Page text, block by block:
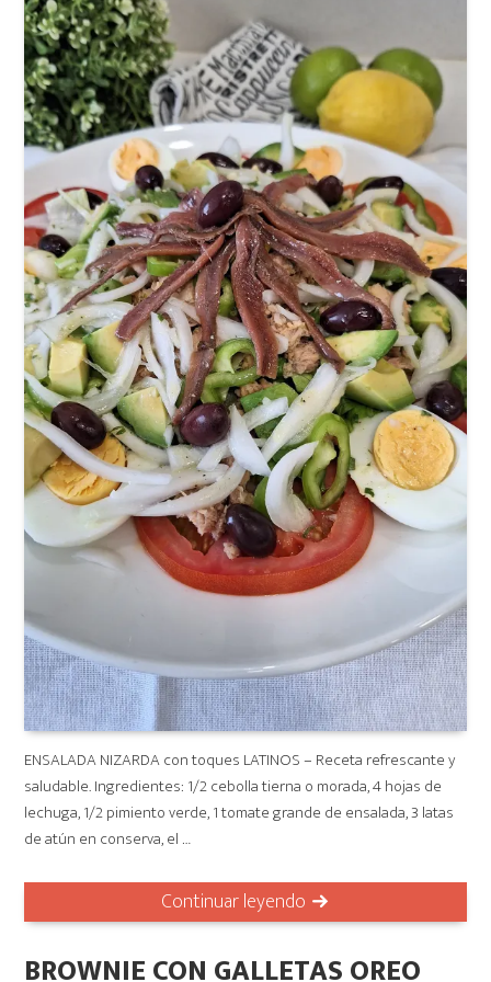
ENSALADA NIZARDA con toques LATINOS – Receta refrescante y
saludable. Ingredientes: 1/2 cebolla tierna o morada, 4 hojas de
lechuga, 1/2 pimiento verde, 1 tomate grande de ensalada, 3 latas
de atún en conserva, el …
Continuar leyendo
BROWNIE CON GALLETAS OREO